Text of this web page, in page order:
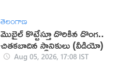
తెలంగాణ
మొబైల్ కొట్టేస్తూ దొరికిన దొంగ..
చితకబాదిన స్థానికులు (వీడియో)
Aug 05, 2026, 17:08 IST